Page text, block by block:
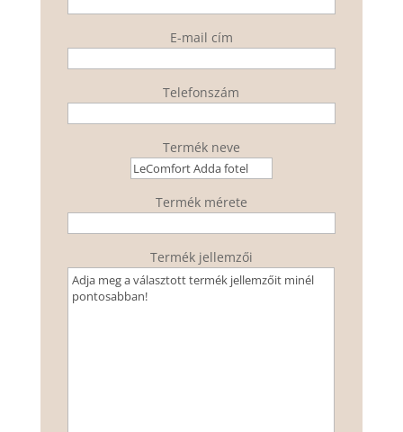
E-mail cím
Telefonszám
Termék neve
Termék mérete
Termék jellemzői